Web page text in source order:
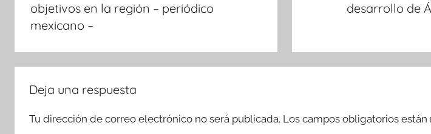
objetivos en la región – periódico
mexicano –
desarrollo de
Deja una respuesta
Tu dirección de correo electrónico no será publicada. Los campos obligatorios están